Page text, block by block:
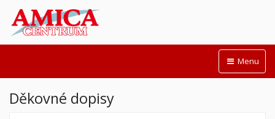
Menu
Děkovné dopisy